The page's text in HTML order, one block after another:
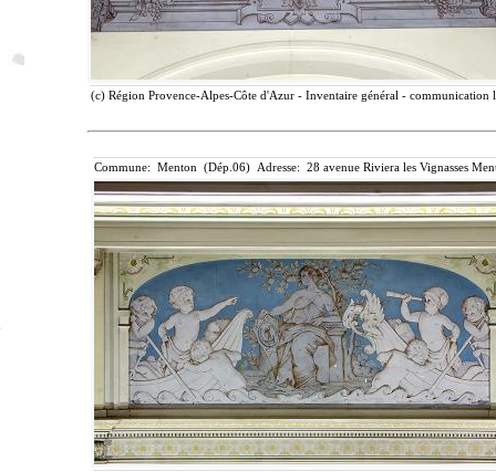
(c) Région Provence-Alpes-Côte d'Azur - Inventaire général -
Commune: Menton (Dép.06) Adresse: 28 avenue Riviera les Vignasses